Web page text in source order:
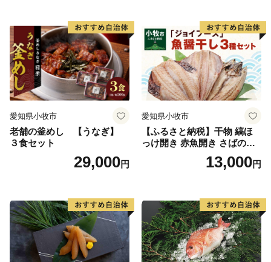
愛知県小牧市
老舗の釜めし 【うなぎ】
３食セット
29,000円
愛知県小牧市
【ふるさと納税】干物 縞ほ
っけ開き 赤魚開き さばの開
き 魚醤干し 3種 セット 詰め
合わせ 魚 おかず 肉厚 おいし
取り寄せグルメ 魚醤 ナンプ
ラー 愛知県 小牧市 冷凍 送料
無料
13,000円